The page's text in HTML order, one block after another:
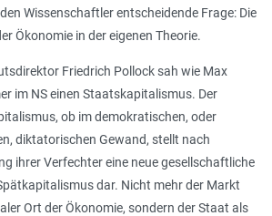
Wissenschaftler entscheidende Frage: Die
Ökonomie in der eigenen Theorie.
Friedrich Pollock sah wie Max
im NS einen Staatskapitalismus. Der
ob im demokratischen, oder
diktatorischen Gewand, stellt nach
ihrer Verfechter eine neue gesellschaftliche
dar. Nicht mehr der Markt
Ort der Ökonomie, sondern der Staat als